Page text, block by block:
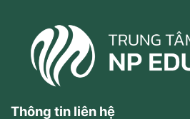
Thông tin liên hệ